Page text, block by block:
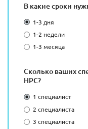
В какие сроки
1-3 дня
1-2 недели
1-3 месяца
Сколько ваших
НРС?
1 специалист
2 специалиста
3 специалиста